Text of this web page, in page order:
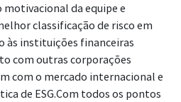
da equipe e
classificação de risco em
às instituições financeiras
com outras corporações
com o mercado internacional e
de ESG.Com todos os pontos